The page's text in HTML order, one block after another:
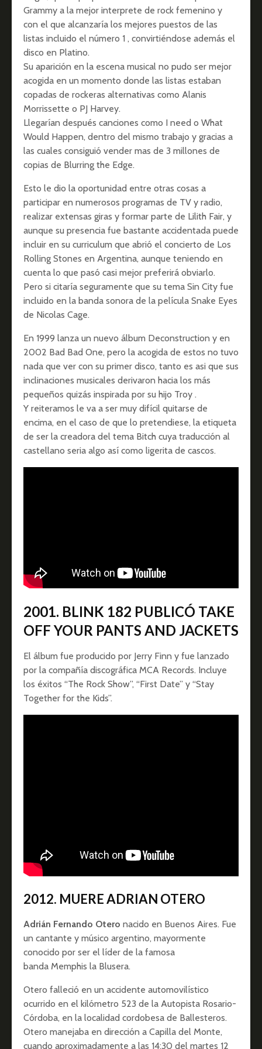
Grammy a la mejor interprete de rock femenino y
con el que alcanzaría los mejores puestos de las
listas incluido el número 1 , convirtiéndose además el
disco en Platino.
Su aparición en la escena musical no pudo ser mejor
acogida en un momento donde las listas estaban
copadas de rockeras alternativas como Alanis
Morrissette o PJ Harvey.
Llegarían después canciones como I need o What
Would Happen, dentro del mismo trabajo y gracias a
las cuales consiguió vender mas de 3 millones de
copias de Blurring the Edge.
Esto le dio la oportunidad entre otras cosas a
participar en numerosos programas de TV y radio,
realizar extensas giras y formar parte de Lilith Fair, y
aunque su presencia fue bastante accidentada puede
incluir en su curriculum que abrió el concierto de Los
Rolling Stones en Argentina, aunque teniendo en
cuenta lo que pasó casi mejor preferirá obviarlo.
Pero si citaría seguramente que su tema Sin City fue
incluido en la banda sonora de la película Snake Eyes
de Nicolas Cage.
En 1999 lanza un nuevo álbum Deconstruction y en
2002 Bad Bad One, pero la acogida de estos no tuvo
nada que ver con su primer disco, tanto es asi que sus
inclinaciones musicales derivaron hacia los más
pequeños quizás inspirada por su hijo Troy .
Y reiteramos le va a ser muy difícil quitarse de
encima, en el caso de que lo pretendiese, la etiqueta
de ser la creadora del tema Bitch cuya traducción al
castellano seria algo así como ligerita de cascos.
2001. BLINK 182 PUBLICÓ TAKE
OFF YOUR PANTS AND JACKETS
El álbum fue producido por Jerry Finn y fue lanzado
por la compañía discográfica MCA Records. Incluye
los éxitos “The Rock Show”, “First Date” y “Stay
Together for the Kids”.
2012. MUERE ADRIAN OTERO
Adrián Fernando Otero nacido en Buenos Aires. ​Fue
un cantante y músico argentino, mayormente
conocido por ser el líder de la famosa
banda Memphis la Blusera.
Otero falleció en un accidente automovilístico
ocurrido en el kilómetro 523 de la Autopista Rosario-
Córdoba, en la localidad cordobesa de Ballesteros.
Otero manejaba en dirección a Capilla del Monte,
cuando aproximadamente a las 14:30 del martes 12